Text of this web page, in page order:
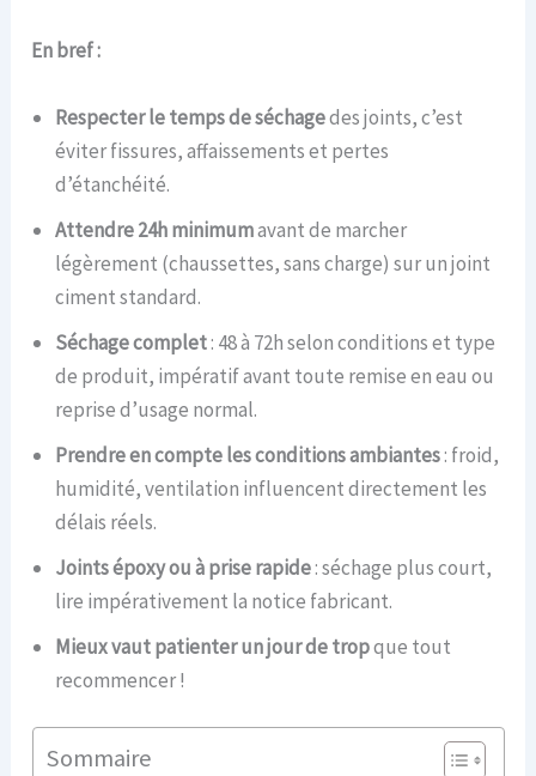
En bref :
Respecter le temps de séchagedes joints, c’est
éviter fissures, affaissements et pertes
d’étanchéité.
Attendre 24h minimumavant de marcher
légèrement (chaussettes, sans charge) sur un joint
ciment standard.
Séchage complet: 48 à 72h selon conditions et type
de produit, impératif avant toute remise en eau ou
reprise d’usage normal.
Prendre en compte les conditions ambiantes: froid,
humidité, ventilation influencent directement les
délais réels.
Joints époxy ou à prise rapide: séchage plus court,
lire impérativement la notice fabricant.
Mieux vaut patienter un jour de tropque tout
recommencer !
Sommaire